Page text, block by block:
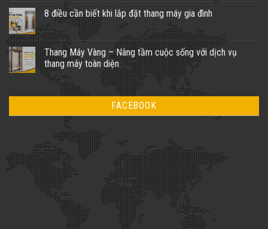
thang
máy
gia
đình
–
Quy
trình
thực
hiện
chuẩn
luận
ở
Danh
mục
bảo
trì
thang
máy
8 điều cần biết khi lắp đặt thang máy gia đình
Không
có
bình
luận
ở
8
điều
cần
khi
đình
Thang Máy Vàng – Nâng tầm cuộc sống với dịch vụ
thang máy toàn diện
Không
Thang
Nâng
tầm
cuộc
sống
với
dịch
vụ
thang
FACEBOOK